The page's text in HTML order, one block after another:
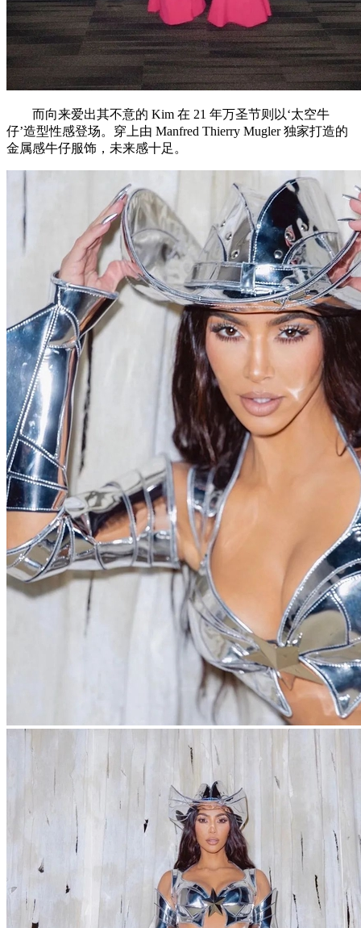
而向来爱出其不意的 Kim 在 21 年万圣节则以‘太空牛
仔’造型性感登场。穿上由 Manfred Thierry Mugler 独家打造的
金属感牛仔服饰，未来感十足。